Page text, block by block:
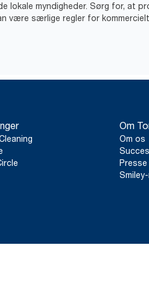
lokale myndigheder. Sørg for, at
være særlige regler for
Om
Om os